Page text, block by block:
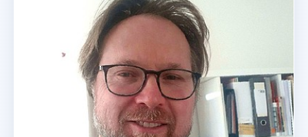
économies et récupération d’énergie.
C.13.04 — Géothermie et réseaux urbains associés.